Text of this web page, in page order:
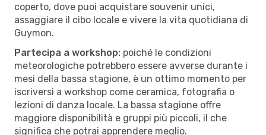
coperto, dove puoi acquistare souvenir unici,
assaggiare il cibo locale e vivere la vita quotidiana di
Guymon.
Partecipa a workshop: poiché le condizioni
meteorologiche potrebbero essere avverse durante i
mesi della bassa stagione, è un ottimo momento per
iscriversi a workshop come ceramica, fotografia o
lezioni di danza locale. La bassa stagione offre
maggiore disponibilità e gruppi più piccoli, il che
significa che potrai apprendere meglio.